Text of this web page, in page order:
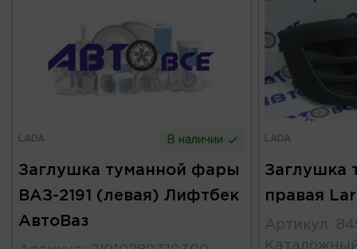
LADA В наличии
Заглушка туманной фары
ВАЗ-2191 (левая) Лифтбек
АвтоВаз
LADA
Заглушка
правая
Артикул :